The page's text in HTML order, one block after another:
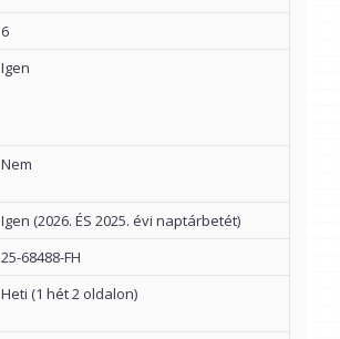
6
Igen
Nem
Igen (2026. ÉS 2025. évi naptárbetét)
25-68488-FH
Heti (1 hét 2 oldalon)